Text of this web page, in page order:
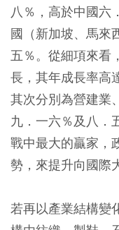
八％，高於中國六
國（新加坡、馬來
五％。從細項來看
長，其年成長率高
其次分別為營建業
九．一六％及八．
戰中最大的贏家，
勢，來提升向國際
若再以產業結構變